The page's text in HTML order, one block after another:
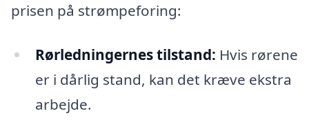
prisen på strømpeforing:
Rørledningernes tilstand: Hvis rørene
er i dårlig stand, kan det kræve ekstra
arbejde.